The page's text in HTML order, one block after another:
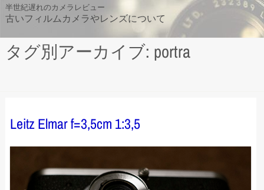
Skip
to
content
半世紀遅れのカメラレビュー
古いフィルムカメラやレンズについて
タグ別アーカイブ: portra
Leitz Elmar f=3,5cm 1:3,5